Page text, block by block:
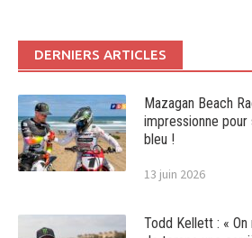
DERNIERS ARTICLES
Mazagan Beach
impressionne
bleu !
13 juin 2026
Todd Kellett : «